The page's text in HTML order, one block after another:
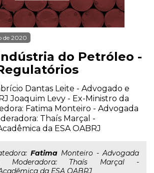
de 2020
do Petróleo -
Dantas Leite - Advogado e
Joaquim Levy - Ex-Ministro da
Fatima Monteiro - Advogada
Thaís Marçal -
da ESA OABRJ
Fatima Monteiro - Advogada
Moderadora: Thaís Marçal -
da ESA OABRJ